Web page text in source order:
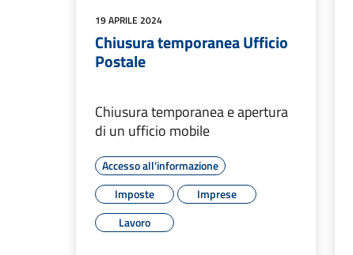
19 APRILE 2024
Chiusura temporanea Ufficio
Postale
Chiusura temporanea e apertura
di un ufficio mobile
Accesso all'informazione
Imposte
Imprese
Lavoro